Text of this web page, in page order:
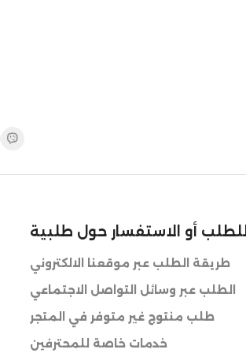
للطلب أو الاستفسار حول طلبية
طريقة الطلب عبر موقعنا الالكتروني
الطلب عبر وسائل التواصل الاجتماعي
طلب منتوج غير متوفر في المتجر
خدمات خاصة للمحترفين